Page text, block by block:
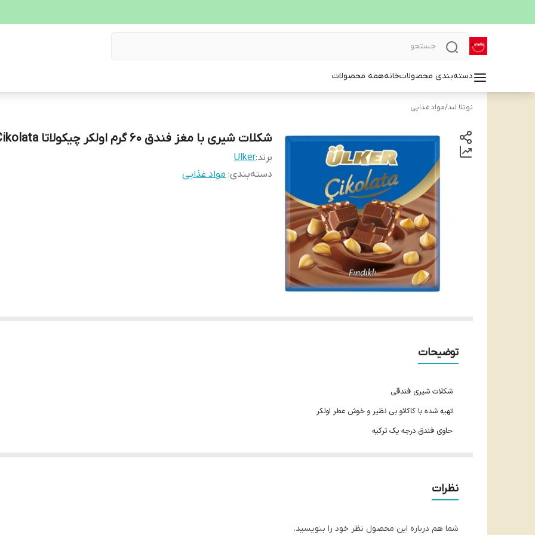
دسته‌بندی محصولاتخانههمه محصولات
نوتلا لند/مواد غذایی
شکلات شیری با مغز فندق 60 گرم اولکر چیکولاتا Ulker Cikolata
برند:Ulker
دسته‌بندی: مواد غذایی
توضیحات
شکلات شیری فندقی
تهیه شده با کاکائو بی نظیر و خوش عطر اولکر
حاوی فندق درجه یک ترکیه
65 گرم
نظرات
شما هم درباره این محصول نظر خود را بنویسید.